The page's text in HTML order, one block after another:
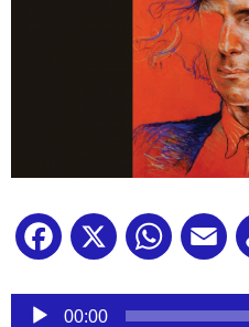
Facebook
X
Reproductor
00:00